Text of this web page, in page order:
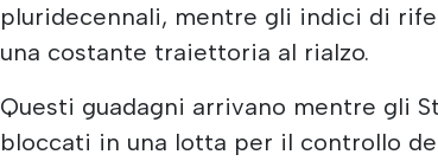
pluridecennali, mentre gli indici di
una costante traiettoria al rialzo.
Questi guadagni arrivano mentre gli
bloccati in una lotta per il controllo